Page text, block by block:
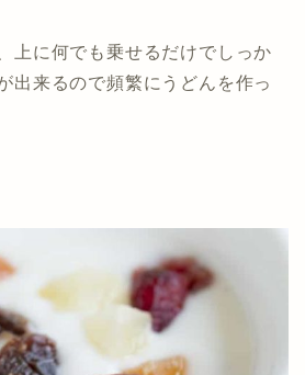
上に何でも乗せるだけでしっか
出来るので頻繁にうどんを作っ